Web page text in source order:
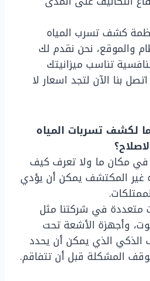
كشف تسرب المياه
والموقع، نحن نقدم لك
تناسب ميزانيتك
بنا الآن لتجد اسعار لا
لكشف تسربات المياه
في مكان ما ولا تعرف كيف
غير المكتشف يمكن أن يؤدي
متعددة في شركتنا مثل
وأجهزة الأشعة تحت
الذكي الذي يمكن أن يحدد
المشكلة قبل أن تتفاقم.